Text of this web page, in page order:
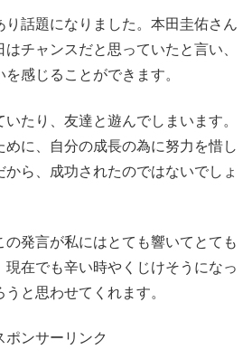
り話題になりました。本田圭佑さん
チャンスだと思っていたと言い、
感じることができます。
たり、友達と遊んでしまいます。
めに、自分の成長の為に努力を惜し
から、成功されたのではないでしょ
発言が私にはとても響いてとても
現在でも辛い時やくじけそうになっ
と思わせてくれます。
ポンサーリンク